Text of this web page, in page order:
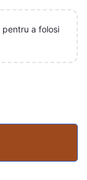
pentru a folosi